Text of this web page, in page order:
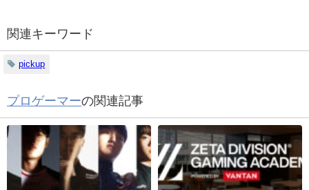
関連キーワード
pickup
プロゲーマーの関連記事